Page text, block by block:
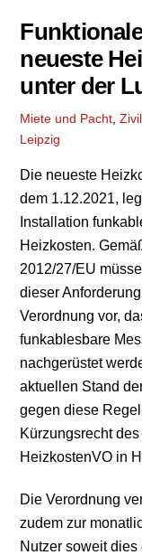
neueste
unter der
Miete und Pacht,
Leipzig
Die neueste
dem 1.12.2021,
Installation
Heizkosten.
2012/27/EU
dieser
Verordnung vor,
funkablesbare
nachgerüstet
aktuellen Stand
gegen diese
Kürzungsrecht
HeizkostenVO in
Die Verordnung
zudem zur
Nutzer soweit